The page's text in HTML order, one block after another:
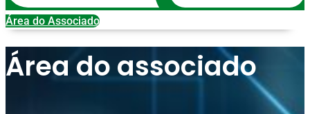
Área do Associado
Área do associado